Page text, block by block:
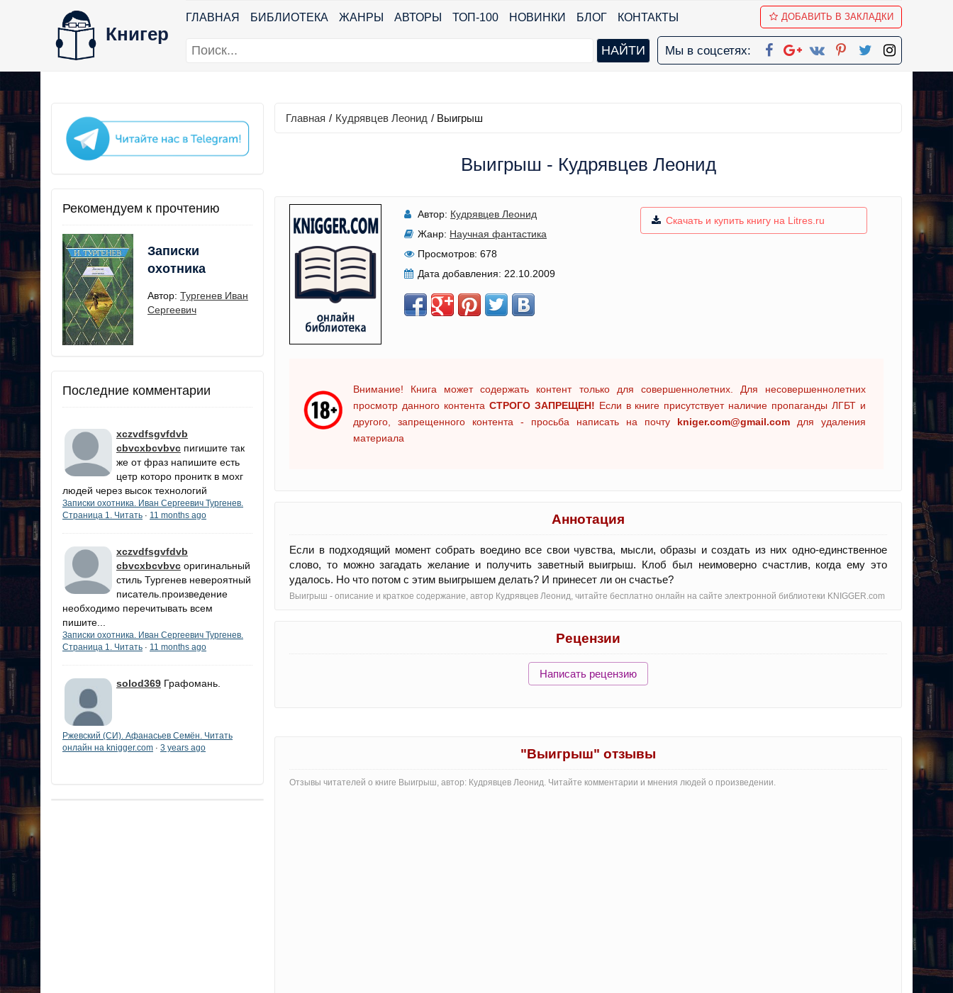
Книгер
ГЛАВНАЯ БИБЛИОТЕКА ЖАНРЫ АВТОРЫ ТОП-100 НОВИНКИ БЛОГ КОНТАКТЫ ДОБАВИТЬ В ЗАКЛАДКИ
Мы в соцсетях:
Рекомендуем к прочтению
Записки
охотника
Автор: Тургенев Иван
Сергеевич
Последние комментарии
xczvdfsgvfdvb
cbvcxbcvbvc пигишите так
же от фраз напишите есть
цетр которо пронитк в мохг
людей через высок технологий
Записки охотника. Иван Сергеевич Тургенев.
Страница 1. Читать · 11 months ago
xczvdfsgvfdvb
cbvcxbcvbvc оригинальный
стиль Тургенев невероятный
писатель.произведение
необходимо перечитывать всем
пишите...
Записки охотника. Иван Сергеевич Тургенев.
Страница 1. Читать · 11 months ago
solod369 Графомань.
Ржевский (СИ). Афанасьев Семён. Читать
онлайн на knigger.com · 3 years ago
Главная / Кудрявцев Леонид / Выигрыш
Выигрыш - Кудрявцев Леонид
Автор: Кудрявцев Леонид
Жанр: Научная фантастика
Просмотров: 678
Дата добавления: 22.10.2009
Скачать и купить книгу на Litres.ru
Внимание! Книга может содержать контент только для совершеннолетних. Для несовершеннолетних
просмотр данного контента СТРОГО ЗАПРЕЩЕН! Если в книге присутствует наличие пропаганды ЛГБТ и
другого, запрещенного контента - просьба написать на почту kniger.com@gmail.com для удаления
материала
Аннотация
Если в подходящий момент собрать воедино все свои чувства, мысли, образы и создать из них одно-единственное
слово, то можно загадать желание и получить заветный выигрыш. Клоб был неимоверно счастлив, когда ему это
удалось. Но что потом с этим выигрышем делать? И принесет ли он счастье?
Выигрыш - oписание и краткое содержание, автор Кудрявцев Леонид, читайте бесплатно онлайн на сайте электронной библиотеки KNIGGER.com
Рецензии
Написать рецензию
"Выигрыш" отзывы
Отзывы читателей о книге Выигрыш, автор: Кудрявцев Леонид. Читайте комментарии и мнения людей о произведении.